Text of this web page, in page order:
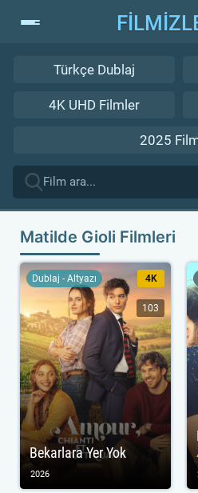
Türkçe Dublaj
4K UHD Filmler
2025
Matilde Gioli Filmleri
Bekarlara Yer Yok
Dublaj - Altyazı 4K
103
2026